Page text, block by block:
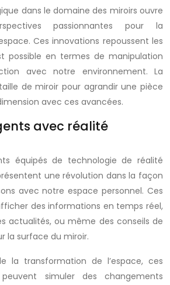
dans le domaine des miroirs ouvre
passionnantes pour la
Ces innovations repoussent les
possible en termes de manipulation
avec notre environnement. La
de miroir pour agrandir une pièce
avec ces avancées.
avec réalité
équipés de technologie de réalité
une révolution dans la façon
avec notre espace personnel. Ces
des informations en temps réel,
actualités, ou même des conseils de
la surface du miroir.
la transformation de l’espace, ces
simuler des changements